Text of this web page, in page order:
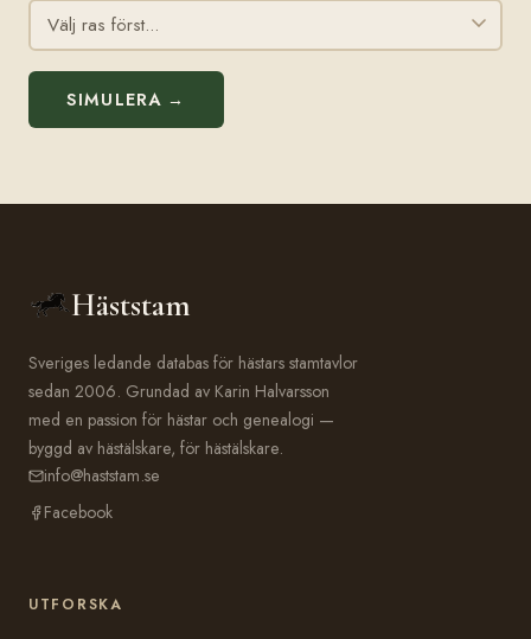
SIMULERA →
Häststam
Sveriges ledande databas för hästars stamtavlor
sedan 2006. Grundad av Karin Halvarsson
med en passion för hästar och genealogi —
byggd av hästälskare, för hästälskare.
info@haststam.se
Facebook
UTFORSKA